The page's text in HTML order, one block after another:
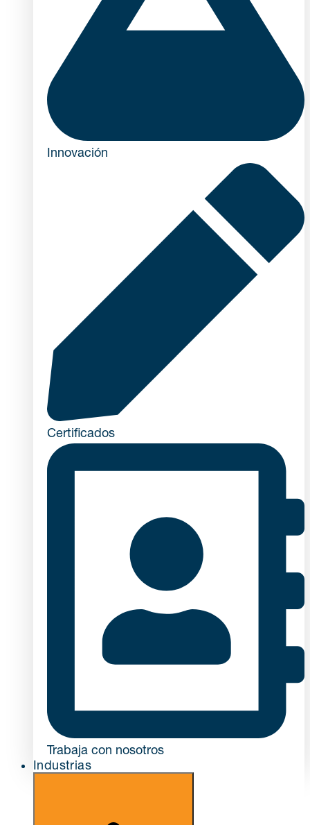
Innovación
Certificados
Trabaja con nosotros
Industrias